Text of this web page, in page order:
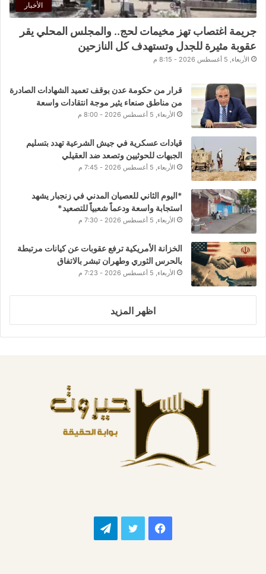
الأخبار
جريمة اغتصاب تهز مخيمات لحج.. والمجلس المحلي يقر
عقوبة مثيرة للجدل وتستهدف كل النازحين
الأربعاء, 5 أغسطس 2026 - 8:15 م
قرار من حكومة عدن بوقف تعميد الشهادات الصادرة
من مناطق صنعاء يثير موجة انتقادات واسعة
الأربعاء, 5 أغسطس 2026 - 8:00 م
قيادات عسكرية في جيش الشرعية تهدد بتسليم
الجبهات للحوثيين وتصعد ضد العقيلي
الأربعاء, 5 أغسطس 2026 - 7:45 م
*اليوم الثاني للعصيان المدني في زنجبار يشهد
استجابة واسعة ودعماً شعبياً للتصعيد*
الأربعاء, 5 أغسطس 2026 - 7:30 م
الخزانة الأمريكية ترفع عقوبات عن كيانات مرتبطة
بالحرس الثوري وطهران تبشر بالاتفاق
الأربعاء, 5 أغسطس 2026 - 7:23 م
اظهر المزيد
فيسبوك تويتر تيلقرام